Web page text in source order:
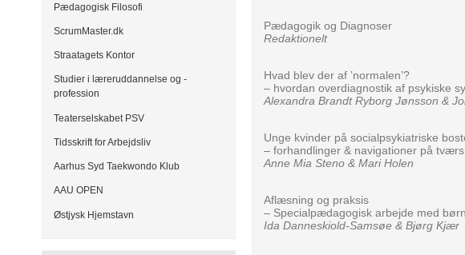
Pædagogisk Filosofi
ScrumMaster.dk
Straatagets Kontor
Studier i læreruddannelse og -
profession
Teaterselskabet PSV
Tidsskrift for Arbejdsliv
Aarhus Syd Taekwondo Klub
AAU OPEN
Østjysk Hjemstavn
Pædagogik og Diagnoser
Redaktionelt
Hvad blev der af ’normalen’?
– hvordan overdiagnostik af psykiske
Alexandra Brandt Ryborg Jønsson &
Unge kvinder på socialpsykiatriske
– forhandlinger & navigationer på
Anne Mia Steno & Mari Holen
Aflæsning og praksis
– Specialpædagogisk arbejde med
Ida Danneskiold-Samsøe & Bjørg Kjær